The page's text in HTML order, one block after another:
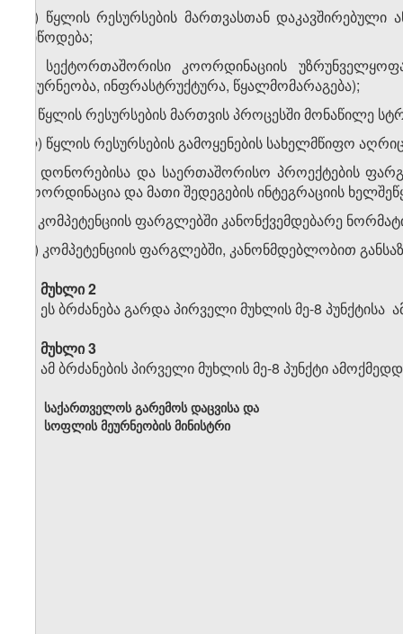
თ) წყლის რესურსების მართვასთან
მიწოდება;
ი) სექტორთაშორისი კოორდინაციის
მეურნეობა, ინფრასტრუქტურა, წყალმომარაგება);
კ) წყლის რესურსების მართვის პროცესში მონაწილე
ლ) წყლის რესურსების გამოყენების სახელმწიფო
მ) დონორებისა და საერთაშორისო პროექტების
კოორდინაცია და მათი შედეგების ინტეგრაციის
ნ) კომპეტენციის ფარგლებში კანონქვემდებარე
ო) კომპეტენციის ფარგლებში, კანონმდებლობით
მუხლი 2
ეს ბრძანება გარდა პირველი მუხლის მე-8
მუხლი 3
ამ ბრძანების პირველი მუხლის მე-8 პუნქტი
საქართველოს გარემოს დაცვისა და
სოფლის მეურნეობის მინისტრი